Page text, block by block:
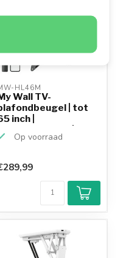
HL46M
Wall TV-
| tot
inch |
gemotoriseerd | ...
Op voorraad